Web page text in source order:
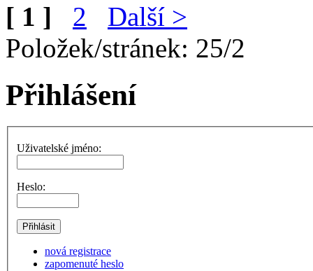
[ 1 ]
2
Další >
Položek/stránek: 25/2
Přihlášení
Uživatelské jméno:
Heslo:
nová registrace
zapomenuté heslo